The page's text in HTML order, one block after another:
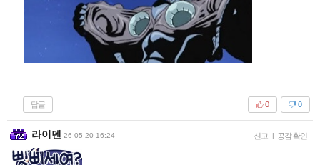
답글 0
0
라이덴 26-05-20 16:24 신고 | 공감 확인